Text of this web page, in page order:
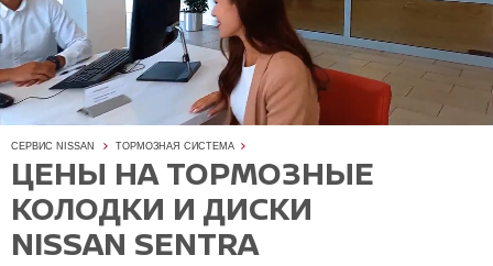
СЕРВИС NISSAN ТОРМОЗНАЯ СИСТЕМА
ЦЕНЫ НА ТОРМОЗНЫЕ
КОЛОДКИ И ДИСКИ
NISSAN SENTRA